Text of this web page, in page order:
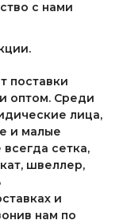
с нами
поставки
оптом. Среди
лица,
и малые
сетка,
швеллер,
и
нам по